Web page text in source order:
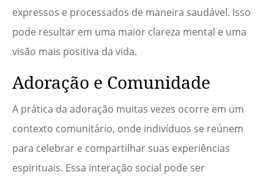
expressos e processados de maneira saudável. Isso
pode resultar em uma maior clareza mental e uma
visão mais positiva da vida.
Adoração e Comunidade
A prática da adoração muitas vezes ocorre em um
contexto comunitário, onde indivíduos se reúnem
para celebrar e compartilhar suas experiências
espirituais. Essa interação social pode ser